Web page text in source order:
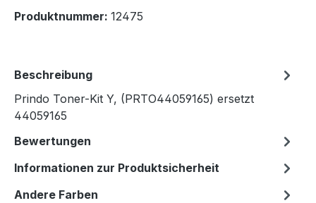
Produktnummer: 12475
Beschreibung
Prindo Toner-Kit Y, (PRTO44059165) ersetzt
44059165
Bewertungen
Informationen zur Produktsicherheit
Andere Farben